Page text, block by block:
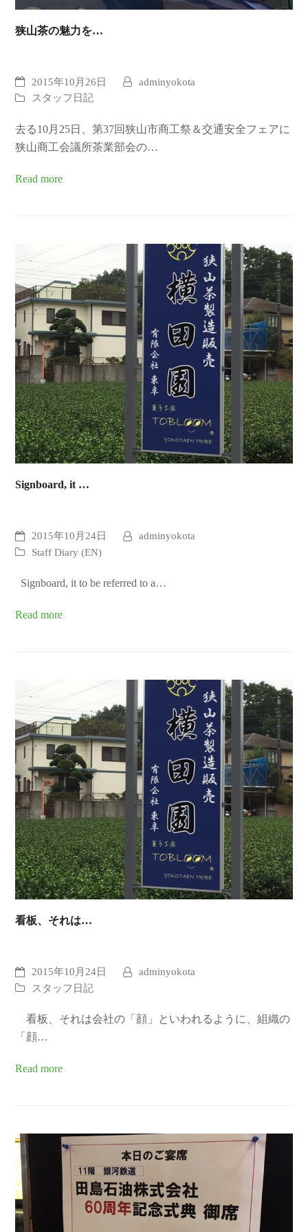
狭山茶の魅力を…
2015年10月26日
adminyokota
スタッフ日記
去る10月25日、第37回狭山市商工祭＆交通安全フェアに
狭山商工会議所茶業部会の…
Read more
Signboard, it …
2015年10月24日
adminyokota
Staff Diary (EN)
Signboard, it to be referred to a…
Read more
看板、それは…
2015年10月24日
adminyokota
スタッフ日記
看板、それは会社の「顔」といわれるように、組織の
「顔…
Read more